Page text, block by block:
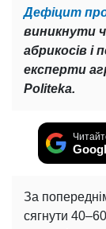
Дефіцит
виникнути
абрикосів і
експерти
Politeka.
За
сягнути